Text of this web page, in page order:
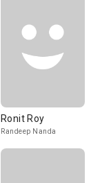
Ronit Roy
Randeep Nanda